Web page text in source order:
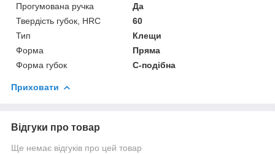
Прогумована ручка
Да
Твердість губок, HRC
60
Тип
Клещи
Форма
Пряма
Форма губок
C-подібна
Приховати
Відгуки про товар
Ще немає відгуків про цей товар